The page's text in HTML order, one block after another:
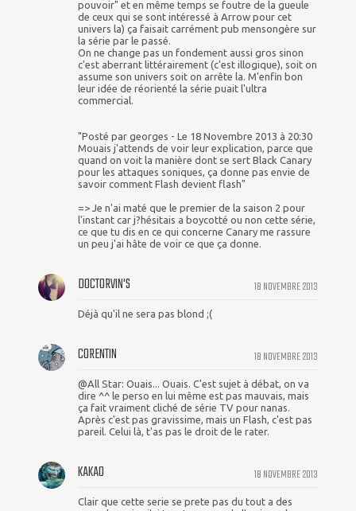
pouvoir" et en même temps se foutre de la gueule
de ceux qui se sont intéressé à Arrow pour cet
univers la) ça faisait carrément pub mensongère sur
la série par le passé.
On ne change pas un fondement aussi gros sinon
c'est aberrant littérairement (c'est illogique), soit on
assume son univers soit on arrête la. M'enfin bon
leur idée de réorienté la série puait l'ultra
commercial.
"Posté par georges - Le 18 Novembre 2013 à 20:30
Mouais j'attends de voir leur explication, parce que
quand on voit la manière dont se sert Black Canary
pour les attaques soniques, ça donne pas envie de
savoir comment Flash devient flash"
=> Je n'ai maté que le premier de la saison 2 pour
l'instant car j?hésitais a boycotté ou non cette série,
ce que tu dis en ce qui concerne Canary me rassure
un peu j'ai hâte de voir ce que ça donne.
18 NOVEMBRE 2013
DOCTORVIN'S
Déjà qu'il ne sera pas blond ;(
18 NOVEMBRE 2013
CORENTIN
@All Star: Ouais... Ouais. C'est sujet à débat, on va
dire ^^ le perso en lui même est pas mauvais, mais
ça fait vraiment cliché de série TV pour nanas.
Après c'est pas gravissime, mais un Flash, c'est pas
pareil. Celui là, t'as pas le droit de le rater.
18 NOVEMBRE 2013
KAKAO
Clair que cette serie se prete pas du tout a des